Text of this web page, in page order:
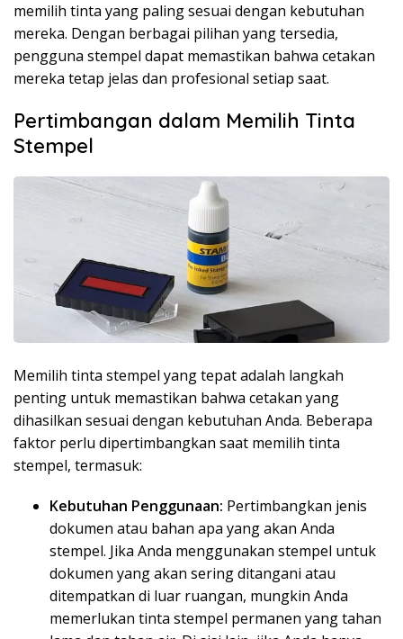
memilih tinta yang paling sesuai dengan kebutuhan
mereka. Dengan berbagai pilihan yang tersedia,
pengguna stempel dapat memastikan bahwa cetakan
mereka tetap jelas dan profesional setiap saat.
Pertimbangan dalam Memilih Tinta
Stempel
Memilih tinta stempel yang tepat adalah langkah
penting untuk memastikan bahwa cetakan yang
dihasilkan sesuai dengan kebutuhan Anda. Beberapa
faktor perlu dipertimbangkan saat memilih tinta
stempel, termasuk:
Kebutuhan Penggunaan: Pertimbangkan jenis
dokumen atau bahan apa yang akan Anda
stempel. Jika Anda menggunakan stempel untuk
dokumen yang akan sering ditangani atau
ditempatkan di luar ruangan, mungkin Anda
memerlukan tinta stempel permanen yang tahan